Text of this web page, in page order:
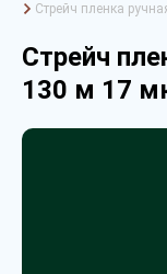
Стрейч пленка
Стрейч
130 м 17